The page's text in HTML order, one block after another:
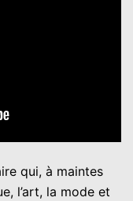
qui, à maintes
l’art, la mode et